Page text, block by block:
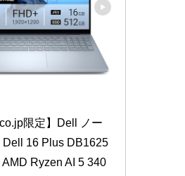
限定】Dell ノー
Dell 16 Plus DB1625
Ryzen AI 5 340